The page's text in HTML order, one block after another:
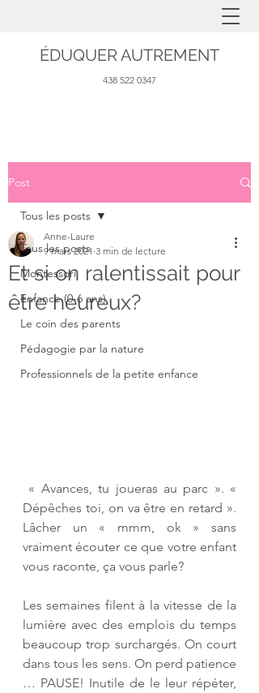
ÉDUQUER AUTREMENT
438 522 0347
Post
Tous les posts
Montessori
Enfance (0-6 ans)
Le coin des parents
Pédagogie par la nature
Professionnels de la petite enfance
Tous les posts
Et si on ralentissait pour
être heureux?
Anne-Laure
9 mars 2021 3 min de lecture
Dépêches toi, on va être en retard ».
Lâcher un « mmm, ok » sans
vraiment écouter ce que votre enfant
vous raconte, ça vous parle?
Les semaines filent à la vitesse de la
lumière avec des emplois du temps
beaucoup trop surchargés. On court
dans tous les sens. On perd patience
… PAUSE! Inutile de le leur répéter,